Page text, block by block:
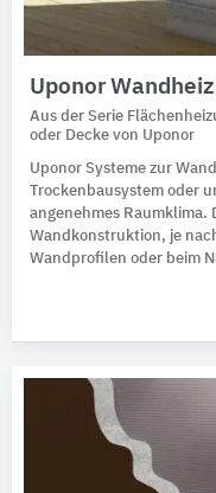
Uponor
Aus der Serie
oder Decke von Uponor
Uponor Systeme zur
Trockenbausystem oder
angenehmes Raumklima.
Wandkonstruktion, je
Wandprofilen oder beim